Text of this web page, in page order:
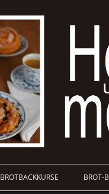
BROTBACKKURSE BROT-